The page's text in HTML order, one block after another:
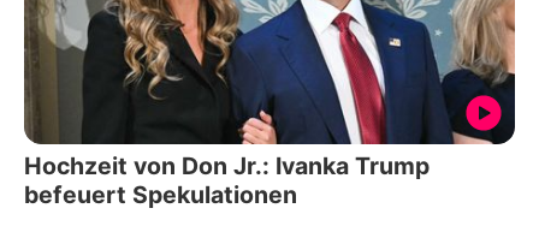
Hochzeit von Don Jr.: Ivanka Trump
befeuert Spekulationen